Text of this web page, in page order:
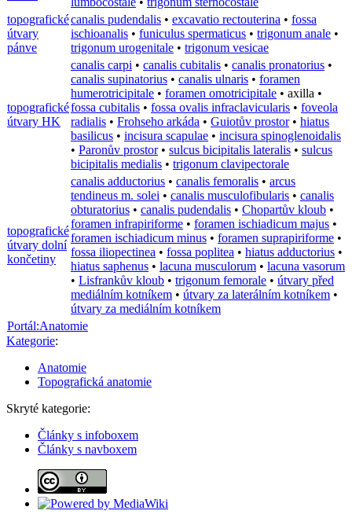
topografické
útvary
pánve
canalis pudendalis • excavatio rectouterina • fossa
ischioanalis • funiculus spermaticus • trigonum anale •
trigonum urogenitale • trigonum vesicae
topografické
útvary HK
canalis carpi • canalis cubitalis • canalis pronatorius •
canalis supinatorius • canalis ulnaris • foramen
humerotricipitale • foramen omotricipitale • axilla •
fossa cubitalis • fossa ovalis infraclavicularis • foveola
radialis • Frohseho arkáda • Guiotův prostor• hiatus
basilicus • incisura scapulae • incisura spinoglenoidalis
• Paronův prostor• sulcus bicipitalis lateralis • sulcus
bicipitalis medialis • trigonum clavipectorale
topografické
útvary dolní
končetiny
canalis adductorius • canalis femoralis • arcus
tendineus m. solei • canalis musculofibularis • canalis
obturatorius • canalis pudendalis • Chopartův kloub •
foramen infrapiriforme • foramen ischiadicum majus •
foramen ischiadicum minus • foramen suprapiriforme •
fossa iliopectinea • fossa poplitea • hiatus adductorius •
hiatus saphenus • lacuna musculorum • lacuna vasorum
• Lisfrankův kloub • trigonum femorale • útvary před
mediálním kotníkem • útvary za laterálním kotníkem •
útvary za mediálním kotníkem
Portál:Anatomie
Kategorie:
Anatomie
Topografická anatomie
Skryté kategorie:
Články s infoboxem
Články s navboxem